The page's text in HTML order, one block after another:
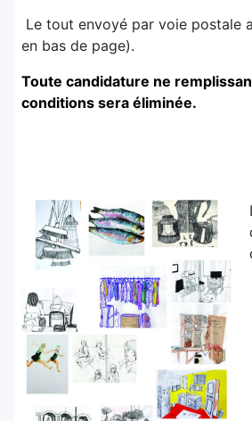
Le tout envoyé par voie postale
en bas de page).
Toute candidature ne
conditions sera éliminée.